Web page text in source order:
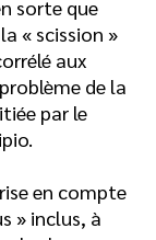
sorte que
« scission »
aux
de la
par le
en compte
» inclus, à